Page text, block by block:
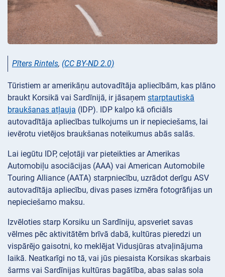
Pīters Rintels, (CC BY-ND 2.0)
Tūristiem ar amerikāņu autovadītāja apliecībām, kas plāno
braukt Korsikā vai Sardīnijā, ir jāsaņem starptautiskā
braukšanas atļauja (IDP). IDP kalpo kā oficiāls
autovadītāja apliecības tulkojums un ir nepieciešams, lai
ievērotu vietējos braukšanas noteikumus abās salās.
Lai iegūtu IDP, ceļotāji var pieteikties ar Amerikas
Automobiļu asociācijas (AAA) vai American Automobile
Touring Alliance (AATA) starpniecību, uzrādot derīgu ASV
autovadītāja apliecību, divas pases izmēra fotogrāfijas un
nepieciešamo maksu.
Izvēloties starp Korsiku un Sardīniju, apsveriet savas
vēlmes pēc aktivitātēm brīvā dabā, kultūras pieredzi un
vispārējo gaisotni, ko meklējat Vidusjūras atvaļinājuma
laikā. Neatkarīgi no tā, vai jūs piesaista Korsikas skarbais
šarms vai Sardīnijas kultūras bagātība, abas salas sola